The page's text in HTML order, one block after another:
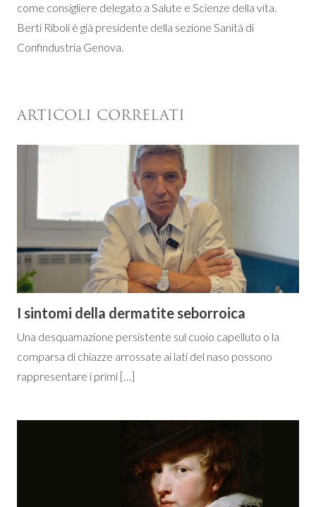
come consigliere delegato a Salute e Scienze della vita.
Berti Riboli è già presidente della sezione Sanità di
Confindustria Genova.
ARTICOLI CORRELATI
I sintomi della dermatite seborroica
Una desquamazione persistente sul cuoio capelluto o la
comparsa di chiazze arrossate ai lati del naso possono
rappresentare i primi […]